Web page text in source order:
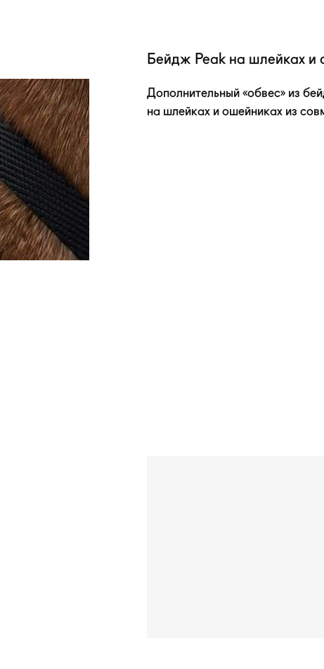
Бейдж Peak на шлейках и
Дополнительный «обвес» из
на шлейках и ошейниках из